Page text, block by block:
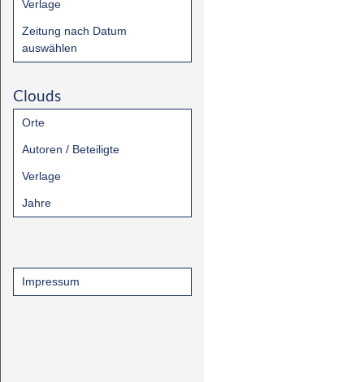
Verlage
Zeitung nach Datum
auswählen
Clouds
Orte
Autoren / Beteiligte
Verlage
Jahre
Impressum